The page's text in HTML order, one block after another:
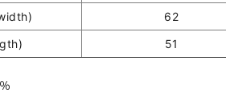
62
51